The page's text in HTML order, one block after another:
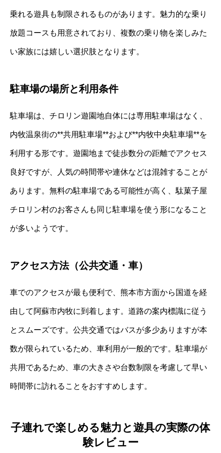
乗れる遊具も制限されるものがあります。魅力的な乗り
放題コースも用意されており、複数の乗り物を楽しみた
い家族には嬉しい選択肢となります。
駐車場の場所と利用条件
駐車場は、チロリン遊園地自体には専用駐車場はなく、
内牧温泉街の**共用駐車場**および**内牧中央駐車場**を
利用する形です。遊園地まで徒歩数分の距離でアクセス
良好ですが、人気の時間帯や連休などは混雑することが
あります。無料の駐車場である可能性が高く、駄菓子屋
チロリン村のお客さんも同じ駐車場を使う形になること
が多いようです。
アクセス方法（公共交通・車）
車でのアクセスが最も便利で、熊本市方面から国道を経
由して阿蘇市内牧に到着します。道路の案内標識に従う
とスムーズです。公共交通ではバスが多少ありますが本
数が限られているため、車利用が一般的です。駐車場が
共用であるため、車の大きさや台数制限を考慮して早い
時間帯に訪れることをおすすめします。
子連れで楽しめる魅力と遊具の実際の体
験レビュー